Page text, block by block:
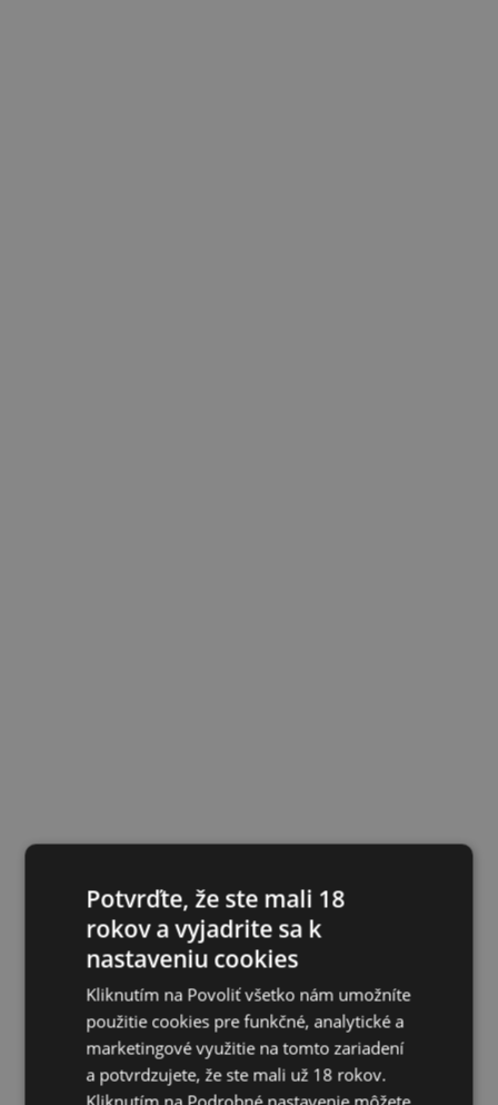
Potvrďte, že ste mali 18
rokov a vyjadrite sa k
nastaveniu cookies
Kliknutím na Povoliť všetko nám umožníte
použitie cookies pre funkčné, analytické a
marketingové využitie na tomto zariadení
a potvrdzujete, že ste mali už 18 rokov.